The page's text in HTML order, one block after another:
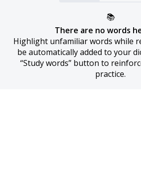
📚
There are no words
Highlight unfamiliar words while
be automatically added to your
“Study words” button to
practice.